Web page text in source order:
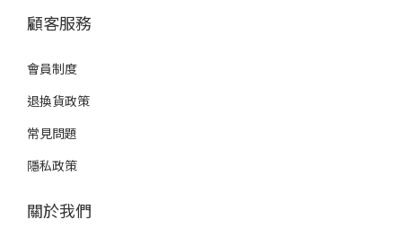
顧客服務
會員制度
退換貨政策
常見問題
隱私政策
關於我們